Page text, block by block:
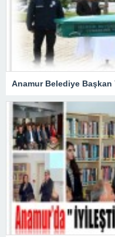
Anamur Belediye Başkan